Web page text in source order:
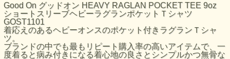
Good On グッドオン HEAVY RAGLAN POCKET TEE 9oz
ショートスリーブヘビーラグランポケットＴシャツ
GOST1101
着応えのあるヘビーオンスのポケット付きラグランＴシャ
ツ。
ブランドの中でも最もリピート購入率の高いアイテムで、一
度着ると病み付きになる着心地の良さとシンプルかつ無骨な